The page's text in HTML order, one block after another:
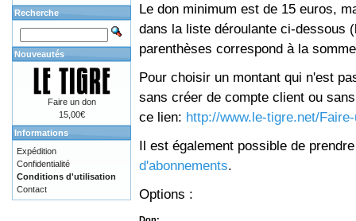
Le don minimum est de 15 euros,
dans la liste déroulante ci-dessous
parenthèses correspond à la
Pour choisir un montant qui n'est
sans créer de compte client ou
ce lien: http://www.le-tigre.net/
Il est également possible de
d'abonnements.
Options :
Recherche
Nouveautés
Faire un don
15,00€
Informations
Expédition
Confidentialité
Conditions d'utilisation
Contact